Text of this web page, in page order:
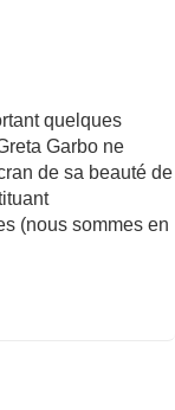
quelques
Garbo ne
de sa beauté de
(nous sommes en